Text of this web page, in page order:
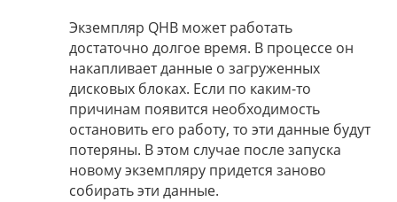
Экземпляр QHB может работать
достаточно долгое время. В процессе он
накапливает данные о загруженных
дисковых блоках. Если по каким-то
причинам появится необходимость
остановить его работу, то эти данные будут
потеряны. В этом случае после запуска
новому экземпляру придется заново
собирать эти данные.